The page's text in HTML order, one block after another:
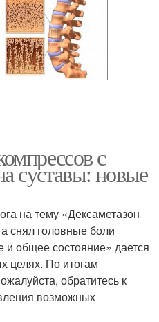
с
суставы: новые
на тему «Дексаметазон
снял головные боли
и общее состояние» дается
целях. По итогам
обратитесь к
возможных